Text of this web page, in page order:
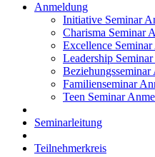
Anmeldung
Initiative Seminar
Charisma Seminar
Excellence
Leadership
Familienseminar
Teen Seminar
Seminarleitung
Teilnehmerkreis